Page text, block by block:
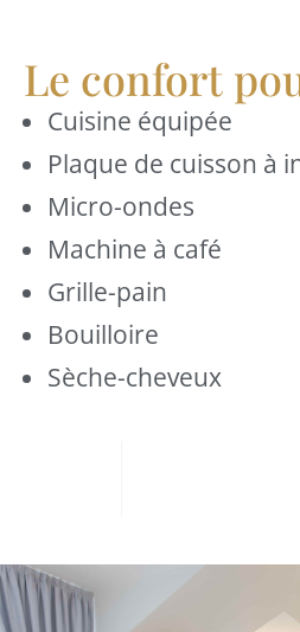
Le confort
Cuisine équipée
Plaque de cuisson à
Micro-ondes
Machine à café
Grille-pain
Bouilloire
Sèche-cheveux